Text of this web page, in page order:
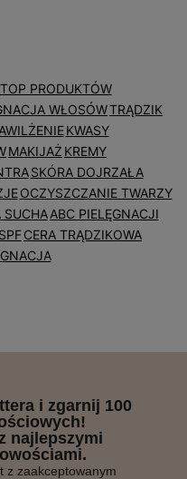
TOP PRODUKTÓW
WŁOSÓWTRĄDZIK
KWASY
MAKIJAŻ KREMY
SKÓRA DOJRZAŁA
OCZYSZCZANIE TWARZY
SUCHAABC PIELĘGNACJI
SPFCERA TRĄDZIKOWA
i zgarnij 100
najlepszymi
z zaakceptowanym